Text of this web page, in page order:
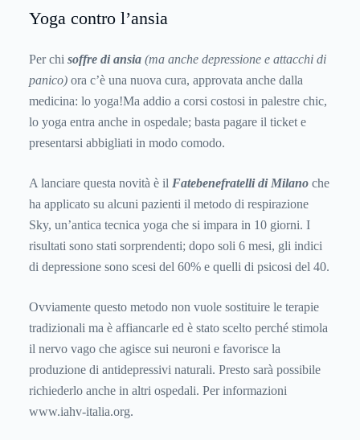
Yoga contro l’ansia
Per chi soffre di ansia (ma anche depressione e attacchi di
panico) ora c’è una nuova cura, approvata anche dalla
medicina: lo yoga!Ma addio a corsi costosi in palestre chic,
lo yoga entra anche in ospedale; basta pagare il ticket e
presentarsi abbigliati in modo comodo.
A lanciare questa novità è il Fatebenefratelli di Milano che
ha applicato su alcuni pazienti il metodo di respirazione
Sky, un’antica tecnica yoga che si impara in 10 giorni. I
risultati sono stati sorprendenti; dopo soli 6 mesi, gli indici
di depressione sono scesi del 60% e quelli di psicosi del 40.
Ovviamente questo metodo non vuole sostituire le terapie
tradizionali ma è affiancarle ed è stato scelto perché stimola
il nervo vago che agisce sui neuroni e favorisce la
produzione di antidepressivi naturali. Presto sarà possibile
richiederlo anche in altri ospedali. Per informazioni
www.iahv-italia.org.